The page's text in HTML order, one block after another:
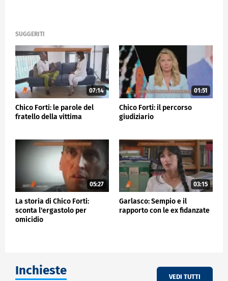
SUGGERITI
07:14
Chico Forti: le parole del
fratello della vittima
01:51
Chico Forti: il percorso
giudiziario
05:27
La storia di Chico Forti:
sconta l'ergastolo per
omicidio
03:15
Garlasco: Sempio e il
rapporto con le ex fidanzate
Inchieste VEDI TUTTI